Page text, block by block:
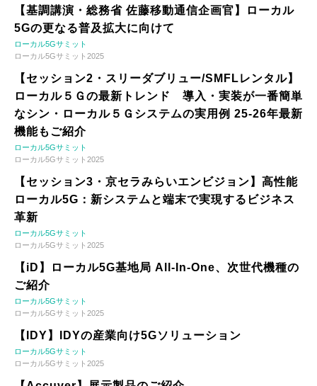
【基調講演・総務省 佐藤移動通信企画官】ローカル
5Gの更なる普及拡大に向けて
ローカル5Gサミット
ローカル5Gサミット2025
【セッション2・スリーダブリュー/SMFLレンタル】
ローカル５Ｇの最新トレンド 導入・実装が一番簡単
なシン・ローカル５Ｇシステムの実用例 25-26年最新
機能もご紹介
ローカル5Gサミット
ローカル5Gサミット2025
【セッション3・京セラみらいエンビジョン】高性能
ローカル5G：新システムと端末で実現するビジネス
革新
ローカル5Gサミット
ローカル5Gサミット2025
【iD】ローカル5G基地局 All-In-One、次世代機種の
ご紹介
ローカル5Gサミット
ローカル5Gサミット2025
【IDY】IDYの産業向け5Gソリューション
ローカル5Gサミット
ローカル5Gサミット2025